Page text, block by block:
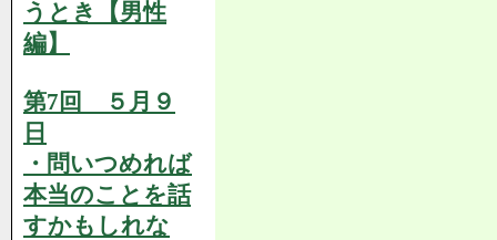
うとき【男性
編】
第7回 ５月９
日
・問いつめれば
本当のことを話
すかもしれな